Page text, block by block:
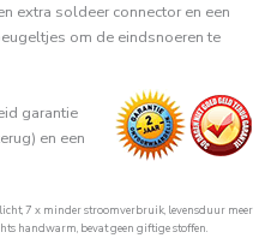
extra soldeer connector en een
om de eindsnoeren te
garantie
en een
7 x minder stroomverbruik, levensduur meer
handwarm, bevat geen giftige stoffen.